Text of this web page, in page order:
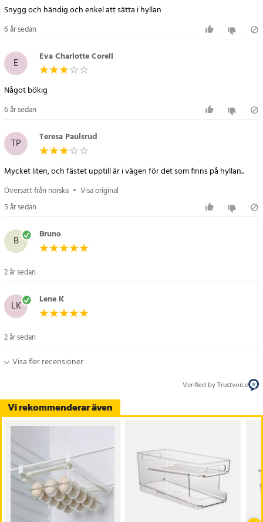
Vi rekommenderar även
Snygg och händig och enkel att sätta i hyllan
6 år sedan
E Eva Charlotte Corell
Något bökig
6 år sedan
TP Teresa Paulsrud
Mycket liten, och fästet upptill är i vägen för det som finns på hyllan..
Översatt från norska • Visa original
5 år sedan
B Bruno
2 år sedan
LK Lene K
2 år sedan
Visa fler recensioner
Verified by Trustvoice